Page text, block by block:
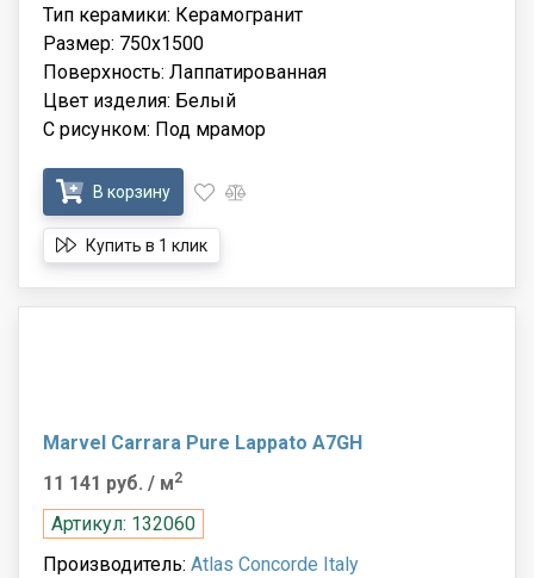
Тип керамики: Керамогранит
Размер: 750x1500
Поверхность: Лаппатированная
Цвет изделия: Белый
С рисунком: Под мрамор
В корзину
Купить в 1 клик
Marvel Carrara Pure Lappato A7GH
11 141 руб. / м2
Артикул: 132060
Производитель: Atlas Concorde Italy